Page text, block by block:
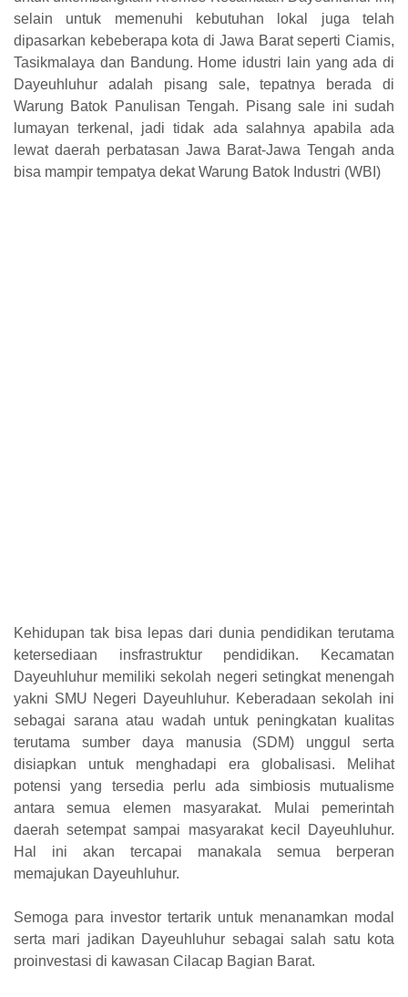
selain untuk memenuhi kebutuhan lokal juga telah
dipasarkan kebeberapa kota di Jawa Barat seperti Ciamis,
Tasikmalaya dan Bandung. Home idustri lain yang ada di
Dayeuhluhur adalah pisang sale, tepatnya berada di
Warung Batok Panulisan Tengah. Pisang sale ini sudah
lumayan terkenal, jadi tidak ada salahnya apabila ada
lewat daerah perbatasan Jawa Barat-Jawa Tengah anda
bisa mampir tempatya dekat Warung Batok Industri (WBI)
Kehidupan tak bisa lepas dari dunia pendidikan terutama
ketersediaan insfrastruktur pendidikan. Kecamatan
Dayeuhluhur memiliki sekolah negeri setingkat menengah
yakni SMU Negeri Dayeuhluhur. Keberadaan sekolah ini
sebagai sarana atau wadah untuk peningkatan kualitas
terutama sumber daya manusia (SDM) unggul serta
disiapkan untuk menghadapi era globalisasi. Melihat
potensi yang tersedia perlu ada simbiosis mutualisme
antara semua elemen masyarakat. Mulai pemerintah
daerah setempat sampai masyarakat kecil Dayeuhluhur.
Hal ini akan tercapai manakala semua berperan
memajukan Dayeuhluhur.
Semoga para investor tertarik untuk menanamkan modal
serta mari jadikan Dayeuhluhur sebagai salah satu kota
proinvestasi di kawasan Cilacap Bagian Barat.